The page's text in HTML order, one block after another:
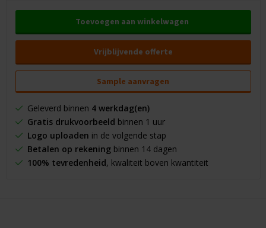
Toevoegen aan winkelwagen
Vrijblijvende offerte
Sample aanvragen
Geleverd binnen 4 werkdag(en)
Gratis drukvoorbeeld binnen 1 uur
Logo uploaden in de volgende stap
Betalen op rekeningbinnen 14 dagen
100% tevredenheid, kwaliteit boven kwantiteit